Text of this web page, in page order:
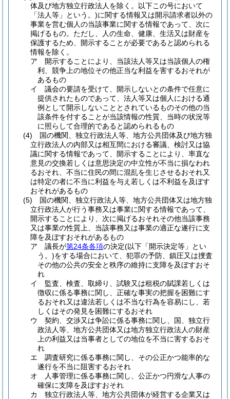
体及び地方独立行政法人を除く。以下この号において
「法人等」という。)に関する情報又は開示請求者以外の
事業を営む個人の当該事業に関する情報であって、次に
掲げるもの。 ただし、人の生命、健康、生活又は財産を
保護するため、開示することが必要であると認められる
情報を除く。
ア
開示することにより、当該法人等又は当該個人の権
利、競争上の地位その他正当な利益を害するおそれが
あるもの
イ
議会の要請を受けて、開示しないとの条件で任意に
提供されたものであって、法人等又は個人における通
例として開示しないこととされているものその他の当
該条件を付することが当該情報の性質、当時の状況等
に照らして合理的であると認められるもの
(4)
国の機関、独立行政法人等、地方公共団体及び地方独
立行政法人の内部又は相互間における審議、検討又は協
議に関する情報であって、開示することにより、率直な
意見の交換若しくは意思決定の中立性が不当に損なわれ
るおそれ、不当に住民の間に混乱を生じさせるおそれ又
は特定の者に不当に利益を与え若しくは不利益を及ぼす
おそれがあるもの
(5)
国の機関、独立行政法人等、地方公共団体又は地方独
立行政法人が行う事務又は事業に関する情報であって、
開示することにより、次に掲げるおそれその他当該事務
又は事業の性質上、当該事務又は事業の適正な遂行に支
障を及ぼすおそれがあるもの
ア
議長が第24条各項の決定(以下「開示決定等」とい
う。)をする場合において、犯罪の予防、鎮圧又は捜査
その他の公共の安全と秩序の維持に支障を及ぼすおそ
れ
イ
監査、検査、取締り、試験又は租税の賦課若しくは
徴収に係る事務に関し、正確な事実の把握を困難にす
るおそれ又は違法若しくは不当な行為を容易にし、若
しくはその発見を困難にするおそれ
ウ
契約、交渉又は争訟に係る事務に関し、国、独立行
政法人等、地方公共団体又は地方独立行政法人の財産
上の利益又は当事者としての地位を不当に害するおそ
れ
エ
調査研究に係る事務に関し、その公正かつ能率的な
遂行を不当に阻害するおそれ
オ
人事管理に係る事務に関し、公正かつ円滑な人事の
確保に支障を及ぼすおそれ
カ
独立行政法人等、地方公共団体が経営する企業又は